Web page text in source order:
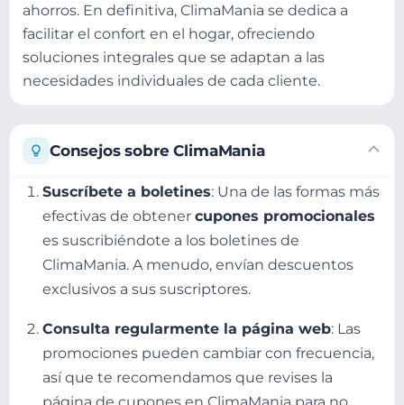
ahorros. En definitiva, ClimaMania se dedica a
facilitar el confort en el hogar, ofreciendo
soluciones integrales que se adaptan a las
necesidades individuales de cada cliente.
Consejos sobre ClimaMania
Suscríbete a boletines: Una de las formas más
efectivas de obtener cupones promocionales
es suscribiéndote a los boletines de
ClimaMania. A menudo, envían descuentos
exclusivos a sus suscriptores.
Consulta regularmente la página web: Las
promociones pueden cambiar con frecuencia,
así que te recomendamos que revises la
página de cupones en ClimaMania para no